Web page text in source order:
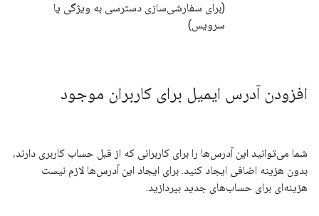
(برای سفارشی‌سازی دسترسی به ویژگی یا
سرویس)
افزودن آدرس ایمیل برای کاربران موجود
شما می‌توانید این آدرس‌ها را برای کاربرانی که از قبل حساب کاربری دارند،
بدون هزینه اضافی ایجاد کنید. برای ایجاد این آدرس‌ها لازم نیست
هزینه‌ای برای حساب‌های جدید بپردازید.